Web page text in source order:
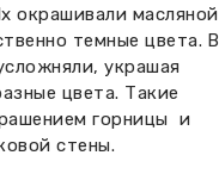
окрашивали масляной
темные цвета. В
украшая
цвета. Такие
горницы и
стены.